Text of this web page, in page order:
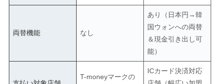
両替機能 なし
あり（日本円→韓
国ウォンへの両替
＆現金引き出し可
能）
T-moneyマークの
ICカード決済対応